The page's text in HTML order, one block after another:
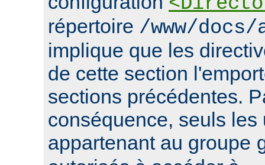
répertoire /www/docs/
implique que les
de cette section
sections précédentes.
conséquence, seuls les
appartenant au groupe